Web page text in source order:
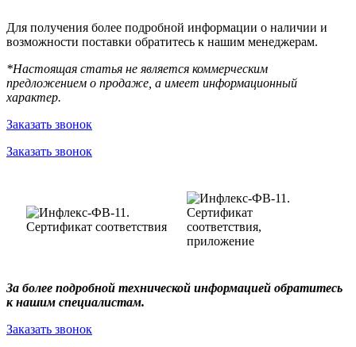
Для получения более подробной информации о наличии и
возможности поставки обратитесь к нашим менеджерам.
*Настоящая статья не является коммерческим
предложением о продаже, а имеет информационный
характер.
Заказать звонок
Заказать звонок
За более подробной технической информацией обратитесь
к нашим специалистам.
Заказать звонок